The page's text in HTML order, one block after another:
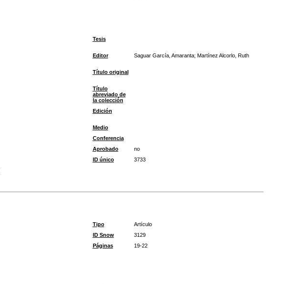
Tesis
Editor Saguar García, Amaranta; Martínez Alcorlo, Ruth
Título original
Título
abreviado de
la colección
Edición
Medio
Conferencia
Aprobado
no
ID único
3733
Tipo
Artículo
ID Snow
3129
Páginas
19-22